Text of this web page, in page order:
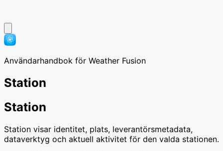
Användarhandbok för Weather Fusion
Station
Station
Station visar identitet, plats, leverantörsmetadata,
dataverktyg och aktuell aktivitet för den valda stationen.